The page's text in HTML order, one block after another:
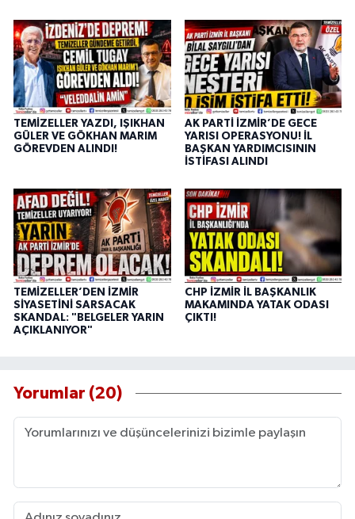
TEMİZELLER YAZDI, IŞIKHAN
GÜLER VE GÖKHAN MARIM
GÖREVDEN ALINDI!
AK PARTİ İZMİR’DE GECE
YARISI OPERASYONU! İL
BAŞKAN YARDIMCISININ
İSTİFASI ALINDI
TEMİZELLER’DEN İZMİR
SİYASETİNİ SARSACAK
SKANDAL: "BELGELER YARIN
AÇIKLANIYOR"
CHP İZMİR İL BAŞKANLIK
MAKAMINDA YATAK ODASI
ÇIKTI!
Yorumlar (20)